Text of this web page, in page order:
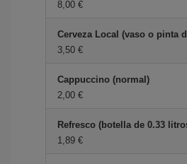
8,00 €
Cerveza Local (vaso o pinta
3,50 €
Cappuccino (normal)
2,00 €
Refresco (botella de 0.33
1,89 €